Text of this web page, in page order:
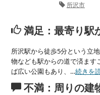
所沢市
満足：最寄り駅
所沢駅から徒歩5分という立
物なども駅からの道で済ます
ば広い公園もあり、…続きを
不満：周りの建